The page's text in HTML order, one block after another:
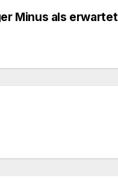
Minus als erwartet